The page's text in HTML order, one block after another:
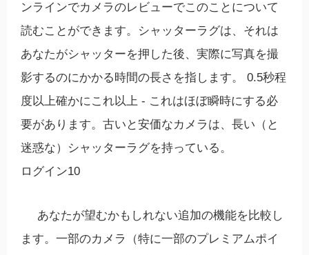
ンラインでカメラのレビューでこのことについて
読むことができます。シャッターラグは、それは
あなたがシャッターを押した後、実際に写真を撮
影するのにかかる時間の長さを指します。 0.5秒程
度以上確かにこれ以上 - これはほぼ瞬時にする必
要があります。古いと安価なカメラは、長い（と
迷惑な）シャッターラグを持っている。
ログイン10
あなたが望むかもしれない追加の機能を比較し
ます。一部のカメラ（特に一部のプレミアムポイ